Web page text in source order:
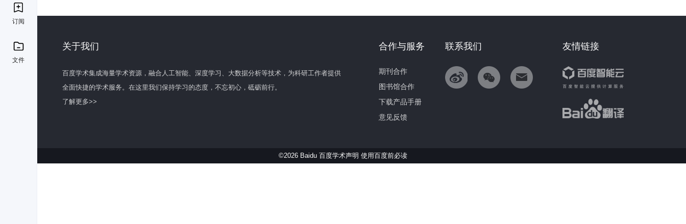
订阅
文件
关于我们
百度学术集成海量学术资源，融合人工智能、深度学习、大数据分析等技术，为科研工作者提供
全面快捷的学术服务。在这里我们保持学习的态度，不忘初心，砥砺前行。
了解更多>>
友情链接
联系我们
合作与服务
期刊合作
图书馆合作
下载产品手册
意见反馈
©2026 Baidu 百度学术声明 使用百度前必读